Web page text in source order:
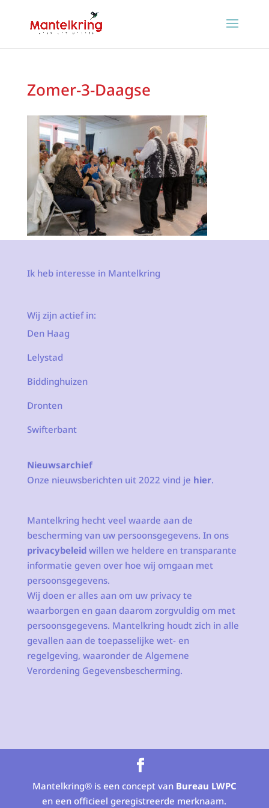
Zomer-3-Daagse
Ik heb interesse in Mantelkring
Wij zijn actief in:
Den Haag
Lelystad
Biddinghuizen
Dronten
Swifterbant
Nieuwsarchief
Onze nieuwsberichten uit 2022 vind je hier.
Mantelkring hecht veel waarde aan de
bescherming van uw persoonsgegevens. In ons
privacybeleidwillen we heldere en transparante
informatie geven over hoe wij omgaan met
persoonsgegevens.
Wij doen er alles aan om uw privacy te
waarborgen en gaan daarom zorgvuldig om met
persoonsgegevens. Mantelkring houdt zich in alle
gevallen aan de toepasselijke wet- en
regelgeving, waaronder de Algemene
Verordening Gegevensbescherming.
Mantelkring® is een concept van Bureau LWPC
en een officieel geregistreerde merknaam.